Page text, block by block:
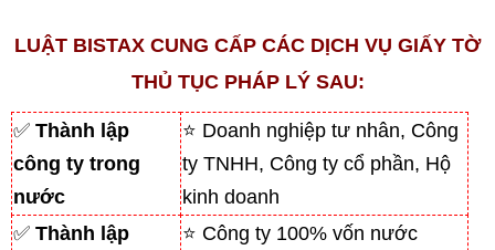
LUẬT BISTAX CUNG CẤP CÁC DỊCH VỤ GIẤY TỜ
THỦ TỤC PHÁP LÝ SAU:
✅ Thành lập
công ty trong
nước
⭐ Doanh nghiệp tư nhân, Công
ty TNHH, Công ty cổ phần, Hộ
kinh doanh
✅ Thành lập
⭐ Công ty 100% vốn nước